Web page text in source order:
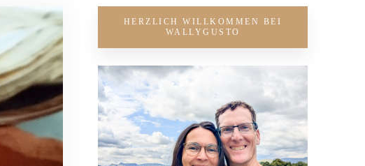
HERZLICH WILLKOMMEN BEI
WALLYGUSTO